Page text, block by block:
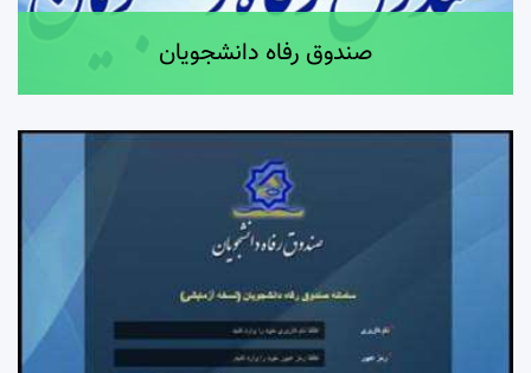
صندوق رفاه دانشجویان